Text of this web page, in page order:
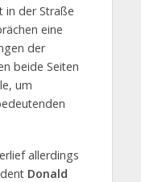
in der Straße
eine
der
beide Seiten
um
allerdings
Donald